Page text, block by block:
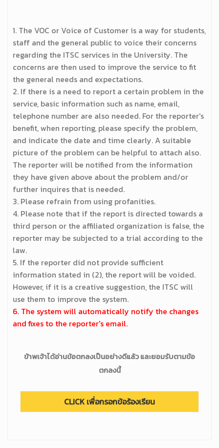
1. The VOC or Voice of Customer is a way for students,
staff and the general public to voice their concerns
regarding the ITSC services in the University. The
concerns are then used to improve the service to fit
the general needs and expectations.
2. If there is a need to report a certain problem in the
service, basic information such as name, email,
telephone number are also needed. For the reporter's
benefit, when reporting, please specify the problem,
and indicate the date and time clearly. A suitable
picture of the problem can be helpful to attach also.
The reporter will be notified from the information
they have given above about the problem and/or
further inquires that is needed.
3. Please refrain from using profanities.
4. Please note that if the report is directed towards a
third person or the affiliated organization is false, the
reporter may be subjected to a trial according to the
law.
5. If the reporter did not provide sufficient
information stated in (2), the report will be voided.
However, if it is a creative suggestion, the ITSC will
use them to improve the system.
6. The system will automatically notify the changes
and fixes to the reporter's email.
ข้าพเจ้าได้อ่านข้อตกลงเป็นอย่างดีแล้ว และยอมรับตามข้อ
ตกลงนี้